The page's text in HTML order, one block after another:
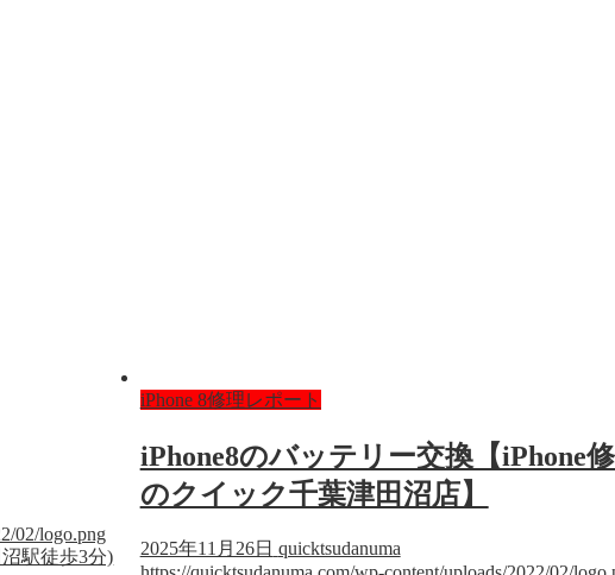
02/logo.png
駅徒歩3分)
iPhone 8修理レポート
iPhone8のバッテリー交換【iPhone
のクイック千葉津田沼店】
2025年11月26日 quicktsudanuma